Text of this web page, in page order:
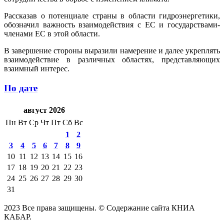
Рассказав о потенциале страны в области гидроэнергетики,
обозначил важность взаимодействия с ЕС и государствами-
членами ЕС в этой области.
В завершение стороны выразили намерение и далее укреплять
взаимодействие в различных областях, представляющих
взаимный интерес.
По дате
август 2026
Пн Вт Ср Чт Пт Сб Вс
1
2
3
4 5 6 7 8
9
10 11 12 13 14 15 16
17 18 19 20 21 22 23
24 25 26 27 28 29 30
31
2023 Все права защищены. © Содержание сайта КНИА
КАБАР.